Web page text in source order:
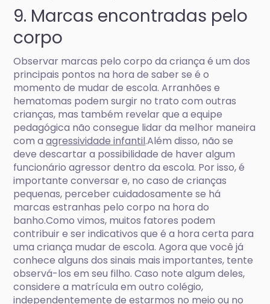
9. Marcas encontradas pelo
corpo
Observar marcas pelo corpo da criança é um dos
principais pontos na hora de saber se é o
momento de mudar de escola. Arranhões e
hematomas podem surgir no trato com outras
crianças, mas também revelar que a equipe
pedagógica não consegue lidar da melhor maneira
com aagressividade infantil.Além disso, não se
deve descartar a possibilidade de haver algum
funcionário agressor dentro da escola. Por isso, é
importante conversar e, no caso de crianças
pequenas, perceber cuidadosamente se há
marcas estranhas pelo corpo na hora do
banho.Como vimos, muitos fatores podem
contribuir e ser indicativos que é a hora certa para
uma criança mudar de escola. Agora que você já
conhece alguns dos sinais mais importantes, tente
observá-los em seu filho. Caso note algum deles,
considere a matrícula em outro colégio,
independentemente de estarmos no meio ou no